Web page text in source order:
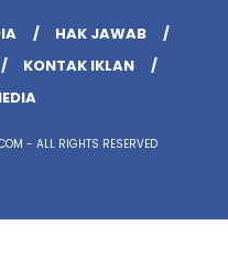
HAK JAWAB
KONTAK IKLAN
- ALL RIGHTS RESERVED